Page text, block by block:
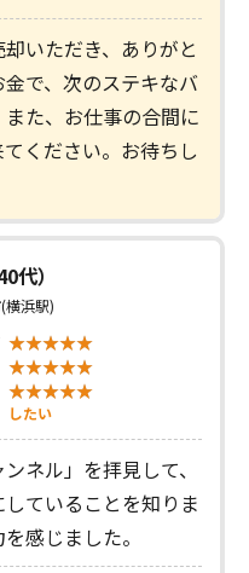
いただき、ありがと
で、次のステキなバ
た、お仕事の合間に
ください。お待ちし
代）
横浜駅)
したい
ネル」を拝見して、
ていることを知りま
感じました。